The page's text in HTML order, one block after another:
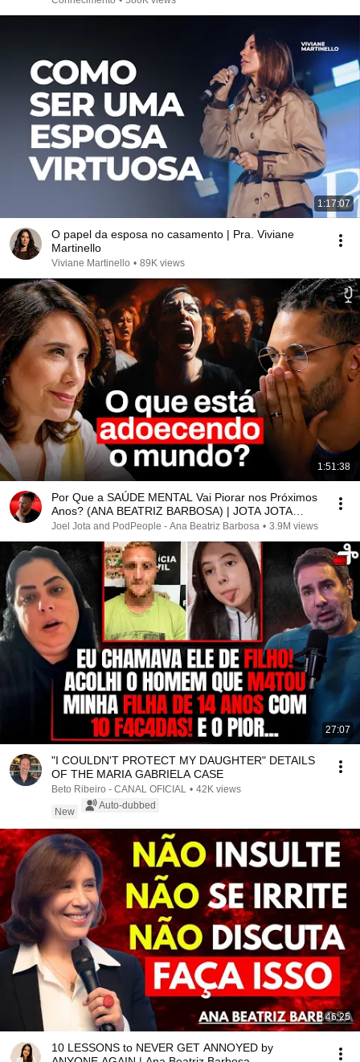
1:17:07
O papel da esposa no casamento | Pra. Viviane
Martinello
Viviane Martinello • 89K views
1:51:38
Por Que a SAÚDE MENTAL Vai Piorar nos Próximos
Anos? (ANA BEATRIZ BARBOSA) | JOTA JOTA
PODCAST #261
Joel Jota and PodPeople - Ana Beatriz Barbosa • 3.9M views
27:07
"I COULDN'T PROTECT MY DAUGHTER" DETAILS
OF THE MARIA GABRIELA CASE
Beto Ribeiro - CANAL OFICIAL • 42K views
New
Auto-dubbed
46:25
10 LESSONS to NEVER GET ANNOYED by